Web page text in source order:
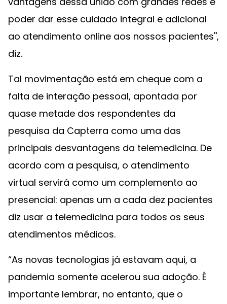
poder dar esse cuidado integral e adicional
ao atendimento online aos nossos pacientes'',
diz.
Tal movimentação está em cheque com a
falta de interação pessoal, apontada por
quase metade dos respondentes da
pesquisa da Capterra como uma das
principais desvantagens da telemedicina. De
acordo com a pesquisa, o atendimento
virtual servirá como um complemento ao
presencial: apenas um a cada dez pacientes
diz usar a telemedicina para todos os seus
atendimentos médicos.
“As novas tecnologias já estavam aqui, a
pandemia somente acelerou sua adoção. É
importante lembrar, no entanto, que o